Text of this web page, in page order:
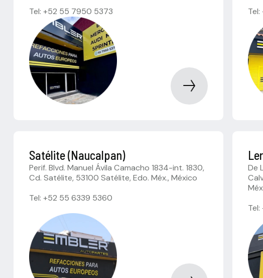
Tel: +52 55 7950 5373
Satélite (Naucalpan)
Perif. Blvd. Manuel Ávila Camacho 1834-int. 1830,
Cd. Satélite, 53100 Satélite, Edo. Méx., México
Tel: +52 55 6339 5360
De
Tel: